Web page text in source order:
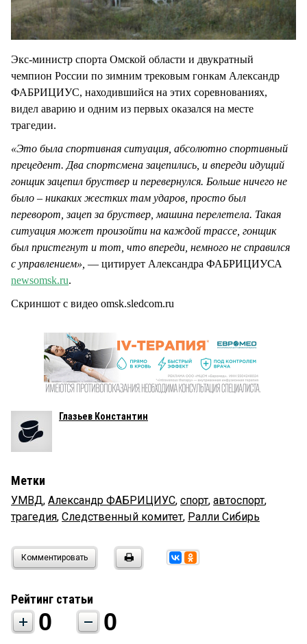
Экс-министр спорта Омской области и двукратный
чемпион России по зимним трековым гонкам Александр
ФАБРИЦИУС, находившийся на этих соревнованиях,
видел аварию и одним из первых оказался на месте
трагедии.
«Это была спортивная ситуация, абсолютно спортивный
прецедент. Два спортсмена зацепились, и впереди идущий
гонщик зацепил бруствер и перевернулся. Больше ничего не
было – никаких жестких там ударов, просто был
переворот, зацеп за бруствер, машина перелетела. Такая
ситуация может произойти на каждой трассе, гонщик
был пристегнут и тот, что впереди, немного не справился
с управлением», — цитирует Александра ФАБРИЦИУСА
newsomsk.ru.
Скриншот с видео omsk.sledcom.ru
Глазьев Константин
Метки
УМВД, Александр ФАБРИЦИУС, спорт, автоспорт,
трагедия, Следственный комитет, Ралли Сибирь
Комментировать
Рейтинг статьи
0 0